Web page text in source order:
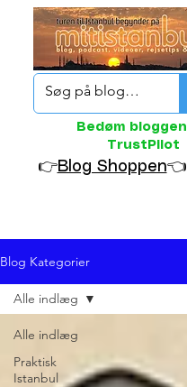
Bedøm
TrustPilot
👉Blog Shoppen👈
Blog Kategorier
Alle indlæg
Praktisk
Istanbul
Alle indlæg